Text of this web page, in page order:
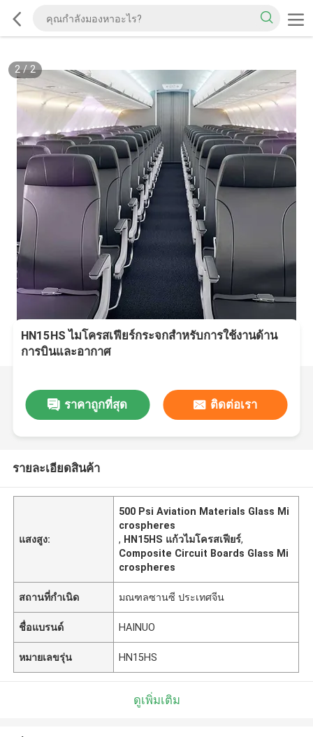
2/2
HN15HS ไมโครสเฟียร์กระจกสําหรับการใช้งานด้าน
การบินและอากาศ
ราคาถูกที่สุด ติดต่อเรา
รายละเอียดสินค้า
แสงสูง:
500 Psi Aviation Materials Glass Mi
crospheres
, HN15HS แก้วไมโครสเฟียร์,
Composite Circuit Boards Glass Mi
crospheres
สถานที่กำเนิด มณฑลซานซี ประเทศจีน
ชื่อแบรนด์ HAINUO
หมายเลขรุ่น HN15HS
ดูเพิ่มเติม